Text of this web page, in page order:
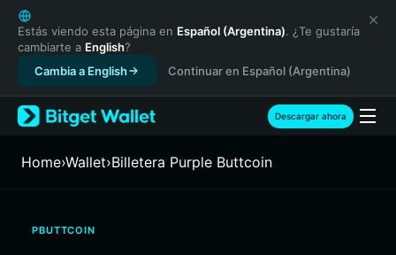
English
日本語
Tiếng Việt
Русский
Español (Latinoamérica)
Türkçe
Français
繁體中文
Estás viendo esta página en Español (Argentina). ¿Te gustaría
cambiarte a English?
Cambia a English
Continuar en Español (Argentina)
Descargar ahora
Home›Wallet›Billetera Purple Buttcoin
PBUTTCOIN